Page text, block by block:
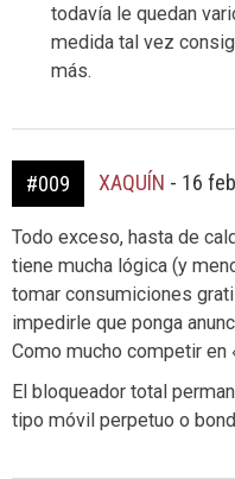
todavía le quedan
medida tal vez
más.
#009 XAQUÍN - 16
Todo exceso, hasta de
tiene mucha lógica (y
tomar consumiciones
impedirle que ponga
Como mucho competir
El bloqueador total
tipo móvil perpetuo o